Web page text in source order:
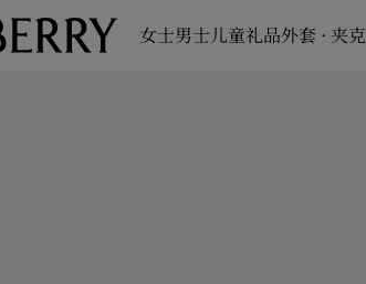
女士男士儿童礼品外套 · 夹克